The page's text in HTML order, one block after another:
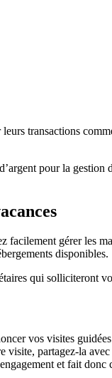
transactions
pour la
gérer les
disponibles.
qui solliciteront
vos visites
partagez-la
et fait